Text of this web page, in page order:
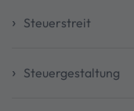
Steuerstreit
Steuergestaltung